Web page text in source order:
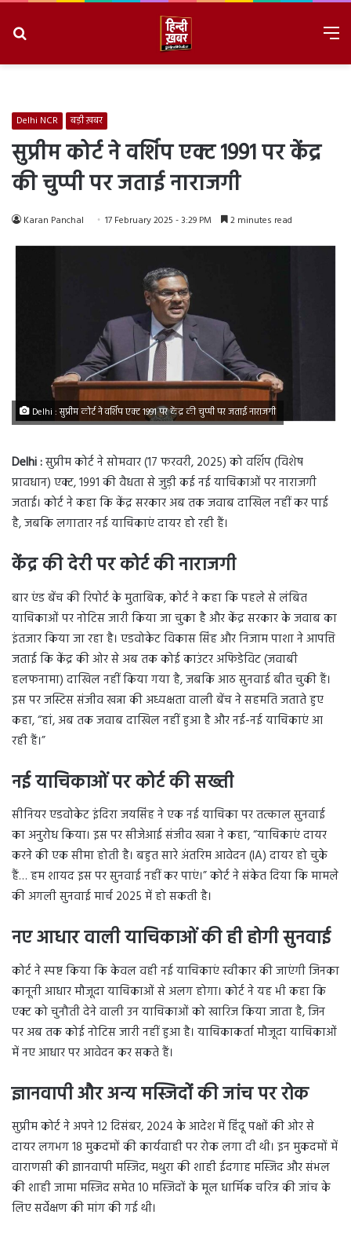
Delhi NCR बड़ी ख़बर
सुप्रीम कोर्ट ने वर्शिप एक्ट 1991 पर केंद्र
की चुप्पी पर जताई नाराजगी
Karan Panchal 17 February 2025 - 3:29 PM 2 minutes read
Delhi : सुप्रीम कोर्ट ने वर्शिप एक्ट 1991 पर केंद्र की चुप्पी पर जताई नाराजगी
Delhi :सुप्रीम कोर्ट ने सोमवार (17 फरवरी, 2025) को वर्शिप (विशेष
प्रावधान) एक्ट, 1991 की वैधता से जुड़ी कई नई याचिकाओं पर नाराजगी
जताई। कोर्ट ने कहा कि केंद्र सरकार अब तक जवाब दाखिल नहीं कर पाई
है, जबकि लगातार नई याचिकाएं दायर हो रही हैं।
केंद्र की देरी पर कोर्ट की नाराजगी
बार एंड बेंच की रिपोर्ट के मुताबिक, कोर्ट ने कहा कि पहले से लंबित
याचिकाओं पर नोटिस जारी किया जा चुका है और केंद्र सरकार के जवाब का
इंतजार किया जा रहा है। एडवोकेट विकास सिंह और निजाम पाशा ने आपत्ति
जताई कि केंद्र की ओर से अब तक कोई काउंटर अफिडेविट (जवाबी
हलफनामा) दाखिल नहीं किया गया है, जबकि आठ सुनवाई बीत चुकी हैं।
इस पर जस्टिस संजीव खन्ना की अध्यक्षता वाली बेंच ने सहमति जताते हुए
कहा, “हां, अब तक जवाब दाखिल नहीं हुआ है और नई-नई याचिकाएं आ
रही हैं।”
नई याचिकाओं पर कोर्ट की सख्ती
सीनियर एडवोकेट इंदिरा जयसिंह ने एक नई याचिका पर तत्काल सुनवाई
का अनुरोध किया। इस पर सीजेआई संजीव खन्ना ने कहा, “याचिकाएं दायर
करने की एक सीमा होती है। बहुत सारे अंतरिम आवेदन (IA) दायर हो चुके
हैं… हम शायद इस पर सुनवाई नहीं कर पाएं।” कोर्ट ने संकेत दिया कि मामले
की अगली सुनवाई मार्च 2025 में हो सकती है।
नए आधार वाली याचिकाओं की ही होगी सुनवाई
कोर्ट ने स्पष्ट किया कि केवल वही नई याचिकाएं स्वीकार की जाएंगी जिनका
कानूनी आधार मौजूदा याचिकाओं से अलग होगा। कोर्ट ने यह भी कहा कि
एक्ट को चुनौती देने वाली उन याचिकाओं को खारिज किया जाता है, जिन
पर अब तक कोई नोटिस जारी नहीं हुआ है। याचिकाकर्ता मौजूदा याचिकाओं
में नए आधार पर आवेदन कर सकते हैं।
ज्ञानवापी और अन्य मस्जिदों की जांच पर रोक
सुप्रीम कोर्ट ने अपने 12 दिसंबर, 2024 के आदेश में हिंदू पक्षों की ओर से
दायर लगभग 18 मुकदमों की कार्यवाही पर रोक लगा दी थी। इन मुकदमों में
वाराणसी की ज्ञानवापी मस्जिद, मथुरा की शाही ईदगाह मस्जिद और संभल
की शाही जामा मस्जिद समेत 10 मस्जिदों के मूल धार्मिक चरित्र की जांच के
लिए सर्वेक्षण की मांग की गई थी।